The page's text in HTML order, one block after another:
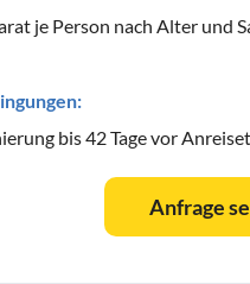
je Person nach Alter und
bis 42 Tage vor
Anfrage